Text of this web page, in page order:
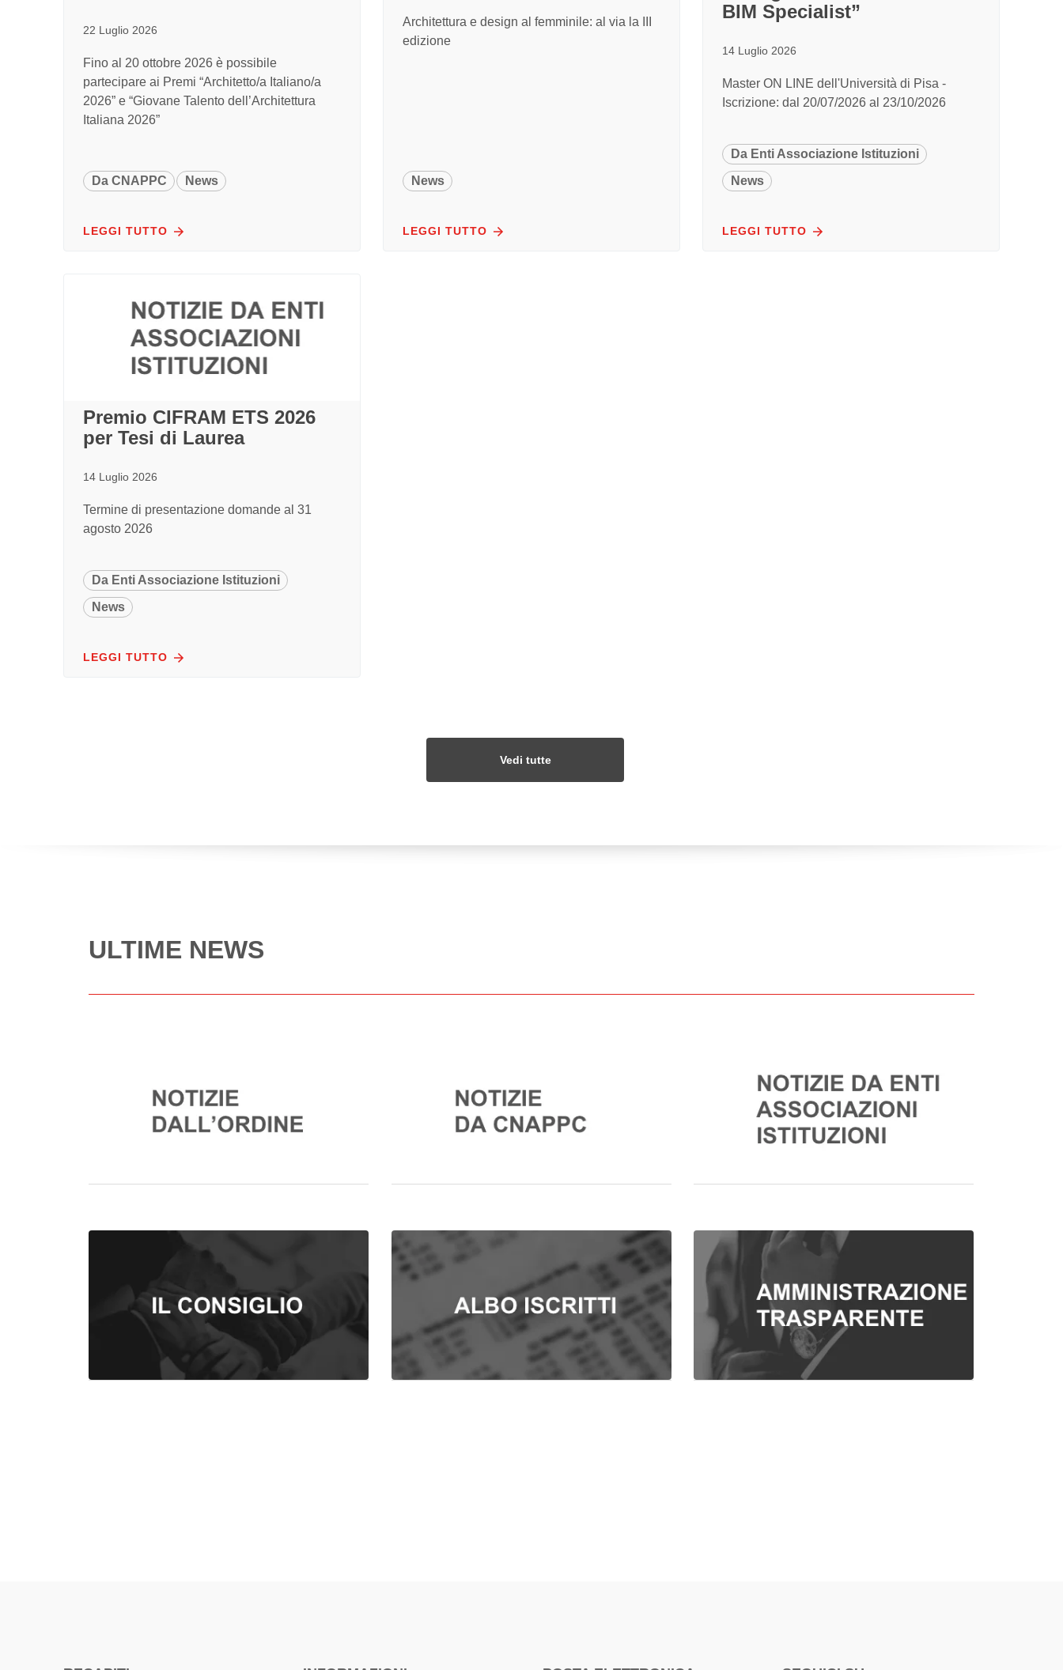
22 Luglio 2026
Fino al 20 ottobre 2026 è possibile
partecipare ai Premi “Architetto/a Italiano/a
2026” e “Giovane Talento dell’Architettura
Italiana 2026”
Da CNAPPC News
LEGGI TUTTO
Architettura e design al femminile: al via la III
edizione
News
LEGGI TUTTO
BIM Specialist”
14 Luglio 2026
Master ON LINE dell'Università di Pisa -
Iscrizione: dal 20/07/2026 al 23/10/2026
Da Enti Associazione Istituzioni
News
LEGGI TUTTO
Premio CIFRAM ETS 2026
per Tesi di Laurea
14 Luglio 2026
Termine di presentazione domande al 31
agosto 2026
Da Enti Associazione Istituzioni
News
LEGGI TUTTO
Vedi tutte
ULTIME NEWS